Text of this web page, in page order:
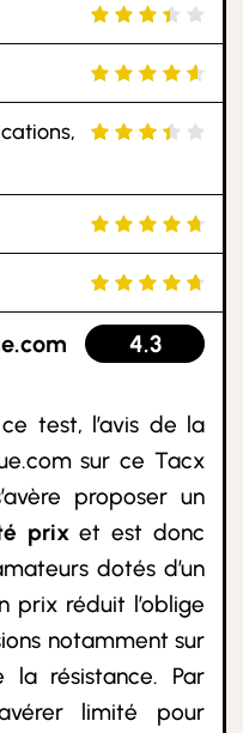
4.3
test, l’avis de la
sur ce Tacx
proposer un
prixet est donc
dotés d’un
prix réduit l’oblige
notamment sur
résistance. Par
limité pour